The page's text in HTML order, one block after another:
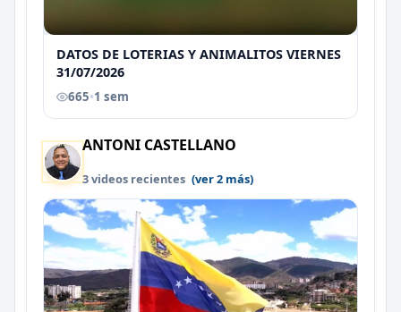
DATOS DE LOTERIAS Y ANIMALITOS VIERNES
31/07/2026
665•1 sem
ANTONI CASTELLANO
3 videos recientes (ver 2 más)